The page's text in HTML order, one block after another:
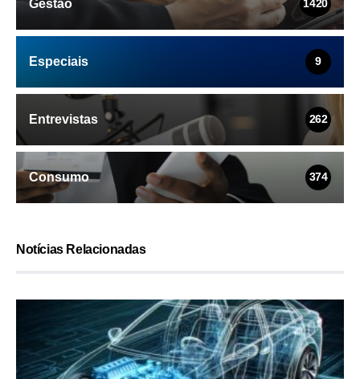
Gestão 1420
Especiais 9
Entrevistas 262
Consumo 374
Notícias Relacionadas